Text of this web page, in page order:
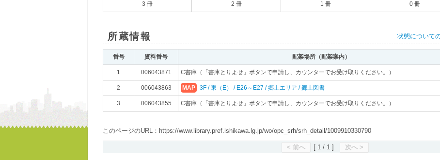
3 冊 2 冊 1 冊 0 冊
所蔵情報 状態について
番号 資料番号 配架場所（配架案内）
1 006043871 C書庫（「書庫とりよせ」ボタンで申請し、カウンターでお受け取りください。）
2 006043863 MAP 3F / 東（E） / E26～E27 / 郷土エリア / 郷土図書
3 006043855 C書庫（「書庫とりよせ」ボタンで申請し、カウンターでお受け取りください。）
このページのURL：https://www.library.pref.ishikawa.lg.jp/wo/opc_srh/srh_detail/1009910330790
< 前へ [ 1 / 1 ] 次へ >